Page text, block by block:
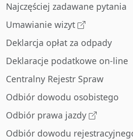
Najczęściej zadawane pytania
Umawianie wizyt
Deklarcja opłat za odpady
Deklaracje podatkowe on-line
Centralny Rejestr Spraw
Odbiór dowodu osobistego
Odbiór prawa jazdy
Odbiór dowodu